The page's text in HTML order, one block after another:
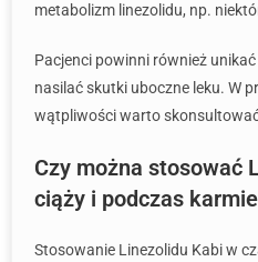
metabolizm linezolidu, np.
Pacjenci powinni również
nasilać skutki uboczne leku. W
wątpliwości warto
Czy można stosować
ciąży i podczas
Stosowanie Linezolidu Kabi w